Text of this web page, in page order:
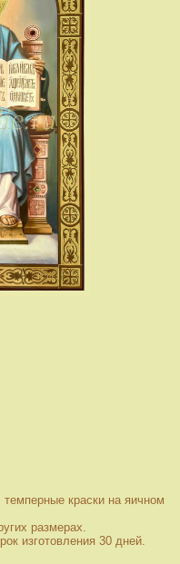
краски на яичном
размерах.
изготовления 30 дней.